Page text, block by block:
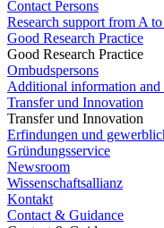
Contact Persons
Research support from A
Good Research Practice
Good Research Practice
Ombudspersons
Additional information and
Transfer und Innovation
Transfer und Innovation
Erfindungen und
Gründungsservice
Newsroom
Wissenschaftsallianz
Kontakt
Contact & Guidance